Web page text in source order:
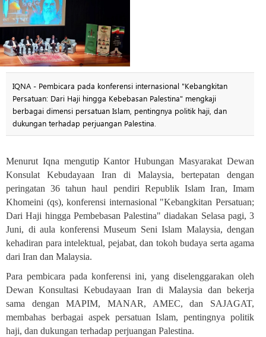
IQNA - Pembicara pada konferensi internasional "Kebangkitan
Persatuan: Dari Haji hingga Kebebasan Palestina" mengkaji
berbagai dimensi persatuan Islam, pentingnya politik haji, dan
dukungan terhadap perjuangan Palestina.
Menurut Iqna mengutip Kantor Hubungan Masyarakat Dewan
Konsulat Kebudayaan Iran di Malaysia, bertepatan dengan
peringatan 36 tahun haul pendiri Republik Islam Iran, Imam
Khomeini (qs), konferensi internasional "Kebangkitan Persatuan;
Dari Haji hingga Pembebasan Palestina" diadakan Selasa pagi, 3
Juni, di aula konferensi Museum Seni Islam Malaysia, dengan
kehadiran para intelektual, pejabat, dan tokoh budaya serta agama
dari Iran dan Malaysia.
Para pembicara pada konferensi ini, yang diselenggarakan oleh
Dewan Konsultasi Kebudayaan Iran di Malaysia dan bekerja
sama dengan MAPIM, MANAR, AMEC, dan SAJAGAT,
membahas berbagai aspek persatuan Islam, pentingnya politik
haji, dan dukungan terhadap perjuangan Palestina.